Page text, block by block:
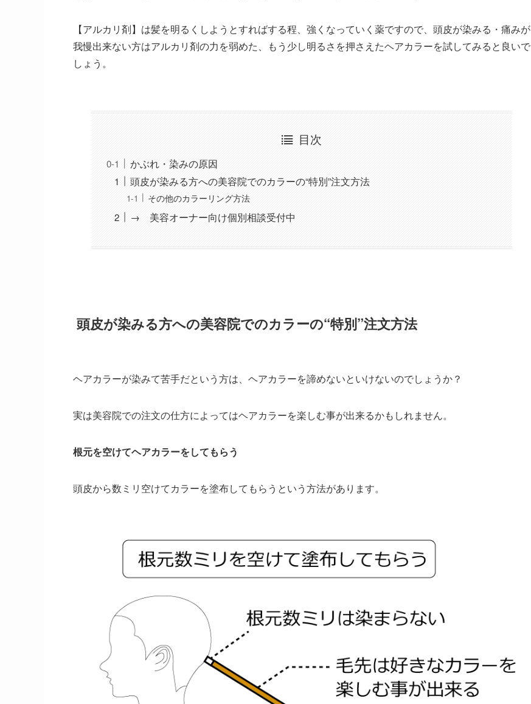
【アルカリ剤】は髪を明るくしようとすればする程、強くなっていく薬ですので、頭皮が染みる・痛みが
我慢出来ない方はアルカリ剤の力を弱めた、もう少し明るさを押さえたヘアカラーを試してみると良いで
しょう。
目次
かぶれ・染みの原因
頭皮が染みる方への美容院でのカラーの“特別”注文方法
その他のカラーリング方法
→ 美容オーナー向け個別相談受付中
頭皮が染みる方への美容院でのカラーの“特別”注文方法
ヘアカラーが染みて苦手だという方は、ヘアカラーを諦めないといけないのでしょうか？
実は美容院での注文の仕方によってはヘアカラーを楽しむ事が出来るかもしれません。
根元を空けてヘアカラーをしてもらう
頭皮から数ミリ空けてカラーを塗布してもらうという方法があります。